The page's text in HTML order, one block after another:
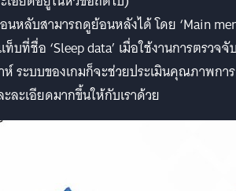
นหลับสามารถดูย้อนหลังได้ โดย ‘Main
บที่ชื่อ ‘Sleep data’ เมื่อใช้งานการตรวจจั
ห์ ระบบของเกมก็จะช่วยประเมินคุณภาพการ
ละเอียดมากขึ้นให้กับเราด้วย